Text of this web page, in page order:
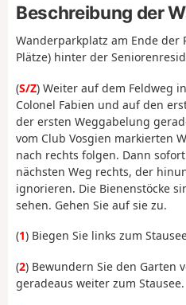
Beschreibung der
Wanderparkplatz am Ende der
Plätze) hinter der
(S/Z) Weiter auf dem Feldweg
Colonel Fabien und auf den
der ersten Weggabelung
vom Club Vosgien markierten
nach rechts folgen. Dann
nächsten Weg rechts, der
ignorieren. Die Bienenstöcke
sehen. Gehen Sie auf sie zu.
(1) Biegen Sie links zum
(2) Bewundern Sie den Garten
geradeaus weiter zum Stausee.